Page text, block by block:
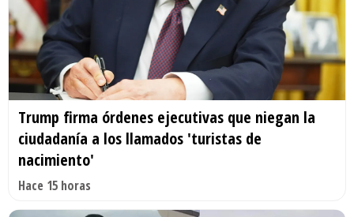
Trump firma órdenes ejecutivas que niegan la
ciudadanía a los llamados 'turistas de
nacimiento'
Hace 15 horas